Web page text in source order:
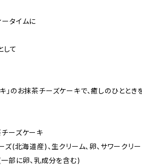
タイムに
して
」のお抹茶チーズケーキで、癒しのひととき
ーズケーキ
(北海道産)、生クリーム、卵、サワークリー
一部に卵、乳成分を含む)